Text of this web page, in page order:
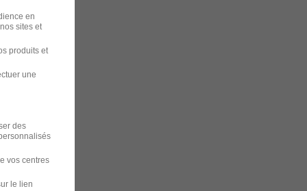
en
sites et
produits et
une
des
vos centres
le lien